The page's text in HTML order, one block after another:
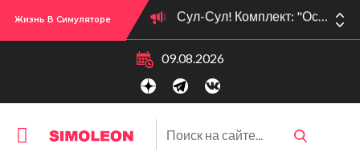
Жизнь В Симуляторе Сул-Сул! Вышло новое обновлении версии игры: 1.119.96.1030 (ПК)! 1.119.96.1230 (Mac)! 2.22 (ИП)!
09.08.2026